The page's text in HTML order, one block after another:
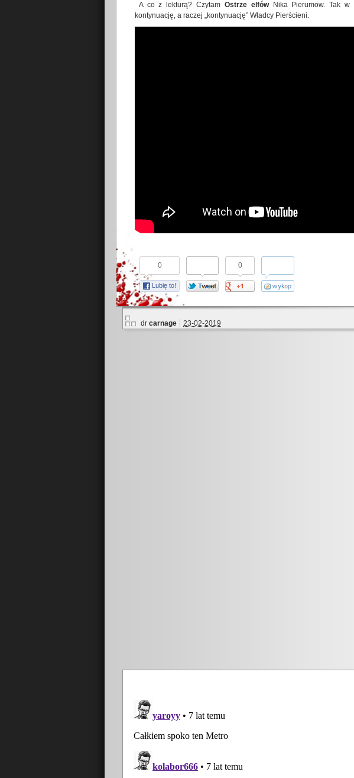
A co z lekturą? Czytam Ostrze elfówNika Pierumow. Tak w
kontynuację, a raczej „kontynuację” Władcy Pierścieni.
0
Lubię to!
0
dr carnage 23-02-2019